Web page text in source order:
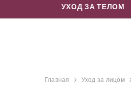
УХОД ЗА ТЕЛОМ
Главная Уход за лицом